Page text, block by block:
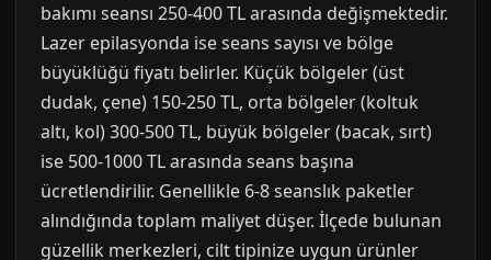
bakımı seansı 250-400 TL arasında değişmektedir.
Lazer epilasyonda ise seans sayısı ve bölge
büyüklüğü fiyatı belirler. Küçük bölgeler (üst
dudak, çene) 150-250 TL, orta bölgeler (koltuk
altı, kol) 300-500 TL, büyük bölgeler (bacak, sırt)
ise 500-1000 TL arasında seans başına
ücretlendirilir. Genellikle 6-8 seanslık paketler
alındığında toplam maliyet düşer. İlçede bulunan
güzellik merkezleri, cilt tipinize uygun ürünler